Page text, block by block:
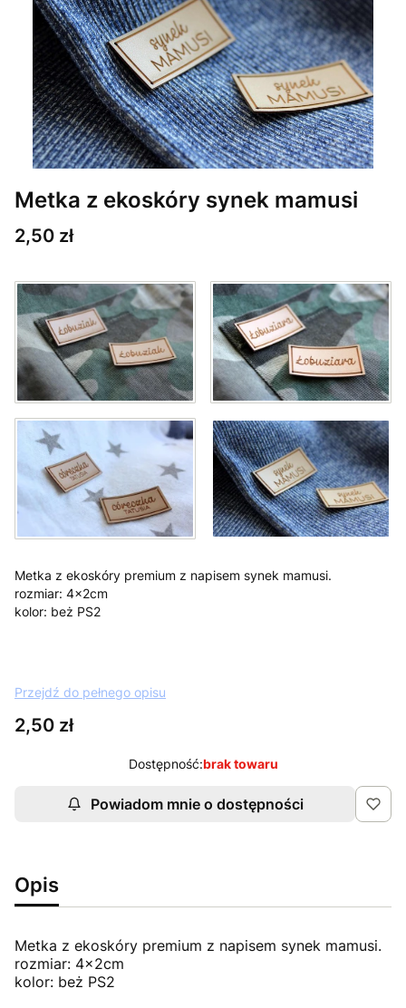
Metka z ekoskóry synek mamusi
Cena
2,50 zł
Metka z ekoskóry premium z napisem synek mamusi.
rozmiar: 4x2cm
kolor: beż PS2
Przejdź do pełnego opisu
Cena
2,50 zł
Dostępność:brak towaru
Powiadom mnie o dostępności
Opis
Metka z ekoskóry premium z napisem synek mamusi.
rozmiar: 4x2cm
kolor: beż PS2